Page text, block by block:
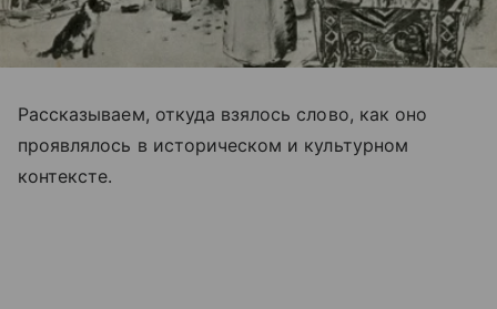
Рассказываем, откуда взялось слово, как оно
проявлялось в историческом и культурном
контексте.